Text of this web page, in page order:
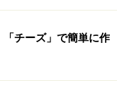
チーズ」で簡単に作